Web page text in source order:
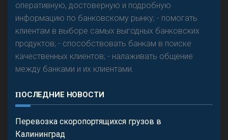
оперативную, достоверную и подробную
информацию по банковскому рынку; - помогать
клиентам в выборе самых выгодных банковских
продуктов; - способствовать банкам в поиске
качественных клиентов; - налаживать общение
между банками и их клиентами.
ПОСЛЕДНИЕ НОВОСТИ
Перевозка скоропортящихся грузов в
Калининград